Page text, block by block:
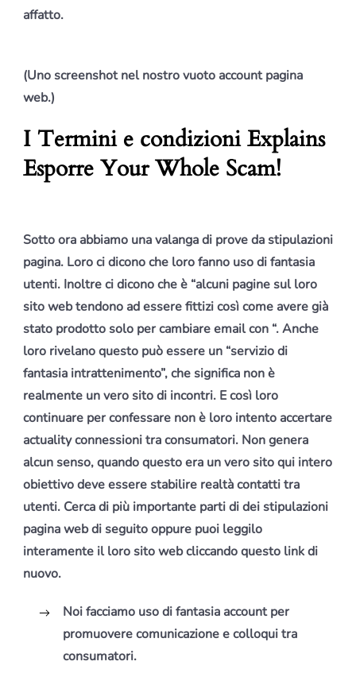
affatto.
(Uno screenshot nel nostro vuoto account pagina
web.)
I Termini e condizioni Explains
Esporre Your Whole Scam!
Sotto ora abbiamo una valanga di prove da stipulazioni
pagina. Loro ci dicono che loro fanno uso di fantasia
utenti. Inoltre ci dicono che è “alcuni pagine sul loro
sito web tendono ad essere fittizi così come avere già
stato prodotto solo per cambiare email con “. Anche
loro rivelano questo può essere un “servizio di
fantasia intrattenimento”, che significa non è
realmente un vero sito di incontri. E così loro
continuare per confessare non è loro intento accertare
actuality connessioni tra consumatori. Non genera
alcun senso, quando questo era un vero sito qui intero
obiettivo deve essere stabilire realtà contatti tra
utenti. Cerca di più importante parti di dei stipulazioni
pagina web di seguito oppure puoi leggilo
interamente il loro sito web cliccando questo link di
nuovo.
Noi facciamo uso di fantasia account per
promuovere comunicazione e colloqui tra
consumatori.